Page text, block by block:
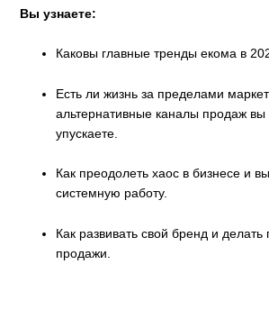
Вы узнаете:
Каковы главные тренды екома в
Есть ли жизнь за пределами
альтернативные каналы продаж вы
упускаете.
Как преодолеть хаос в бизнесе и
системную работу.
Как развивать свой бренд и делать
продажи.